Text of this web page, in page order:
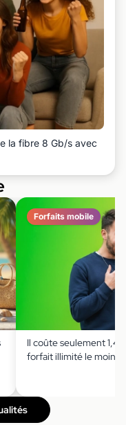
la fibre 8 Gb/s avec
Forfaits mobile
Il coûte seulement
forfait illimité le moins